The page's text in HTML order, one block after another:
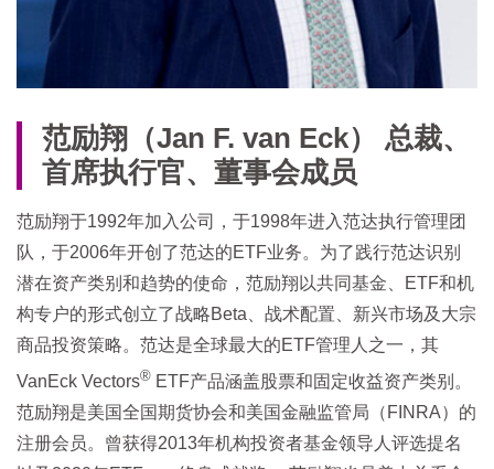
范励翔（Jan F. van Eck） 总裁、
首席执行官、董事会成员
范励翔于1992年加入公司，于1998年进入范达执行管理团
队，于2006年开创了范达的ETF业务。为了践行范达识别
潜在资产类别和趋势的使命，范励翔以共同基金、ETF和机
构专户的形式创立了战略Beta、战术配置、新兴市场及大宗
商品投资策略。范达是全球最大的ETF管理人之一，其
VanEck Vectors® ETF产品涵盖股票和固定收益资产类别。
范励翔是美国全国期货协会和美国金融监管局（FINRA）的
注册会员。曾获得2013年机构投资者基金领导人评选提名